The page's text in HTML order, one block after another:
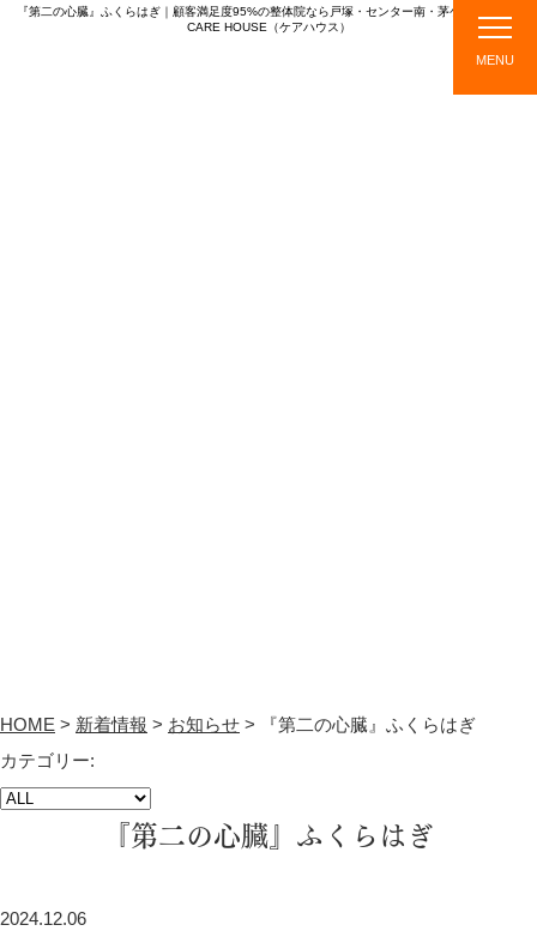
『第二の心臓』ふくらはぎ｜顧客満足度95%の整体院なら戸塚・センター南・茅ケ崎・綱島の
CARE HOUSE（ケアハウス）
MENU
HOME > 新着情報 > お知らせ >
『第二の心臓』ふくらはぎ
カテゴリー:
『第二の心臓』ふくらはぎ
2024.12.06